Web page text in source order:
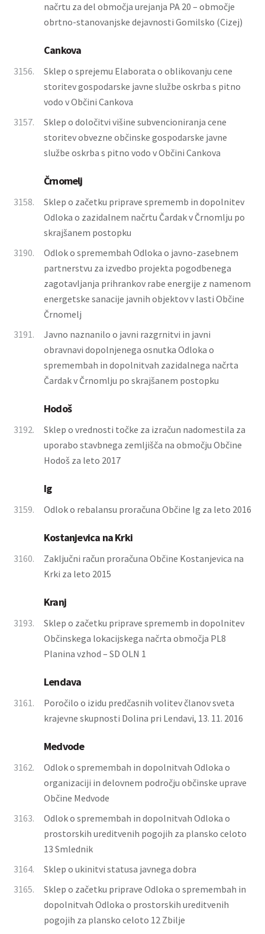
načrtu za del območja urejanja PA 20 – območje
obrtno-stanovanjske dejavnosti Gomilsko (Cizej)
Cankova
3156.
Sklep o sprejemu Elaborata o oblikovanju cene
storitev gospodarske javne službe oskrba s pitno
vodo v Občini Cankova
3157.
Sklep o določitvi višine subvencioniranja cene
storitev obvezne občinske gospodarske javne
službe oskrba s pitno vodo v Občini Cankova
Črnomelj
3158.
Sklep o začetku priprave sprememb in dopolnitev
Odloka o zazidalnem načrtu Čardak v Črnomlju po
skrajšanem postopku
3190.
Odlok o spremembah Odloka o javno-zasebnem
partnerstvu za izvedbo projekta pogodbenega
zagotavljanja prihrankov rabe energije z namenom
energetske sanacije javnih objektov v lasti Občine
Črnomelj
3191.
Javno naznanilo o javni razgrnitvi in javni
obravnavi dopolnjenega osnutka Odloka o
spremembah in dopolnitvah zazidalnega načrta
Čardak v Črnomlju po skrajšanem postopku
Hodoš
3192.
Sklep o vrednosti točke za izračun nadomestila za
uporabo stavbnega zemljišča na območju Občine
Hodoš za leto 2017
Ig
3159. Odlok o rebalansu proračuna Občine Ig za leto 2016
Kostanjevica na Krki
3160.
Zaključni račun proračuna Občine Kostanjevica na
Krki za leto 2015
Kranj
3193.
Sklep o začetku priprave sprememb in dopolnitev
Občinskega lokacijskega načrta območja PL8
Planina vzhod – SD OLN 1
Lendava
3161.
Poročilo o izidu predčasnih volitev članov sveta
krajevne skupnosti Dolina pri Lendavi, 13. 11. 2016
Medvode
3162.
Odlok o spremembah in dopolnitvah Odloka o
organizaciji in delovnem področju občinske uprave
Občine Medvode
3163.
Odlok o spremembah in dopolnitvah Odloka o
prostorskih ureditvenih pogojih za plansko celoto
13 Smlednik
3164.
Sklep o ukinitvi statusa javnega dobra
3165.
Sklep o začetku priprave Odloka o spremembah in
dopolnitvah Odloka o prostorskih ureditvenih
pogojih za plansko celoto 12 Zbilje